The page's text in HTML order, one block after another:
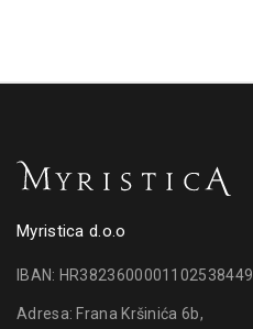
Myristica d.o.o
IBAN: HR3823600001102538449
Adresa: Frana Kršinića 6b,